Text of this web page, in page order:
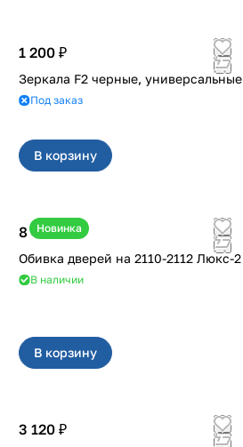
1 200 ₽
Зеркала F2 черные, универсальные
Под заказ
В корзину
Новинка
8 400 ₽
Обивка дверей на 2110-2112 Люкс-2
В наличии
В корзину
3 120 ₽